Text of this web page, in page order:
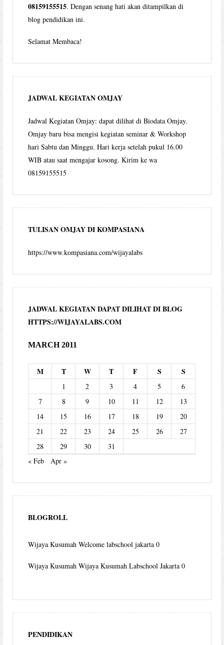
08159155515. Dengan senang hati akan ditampilkan di
blog pendidikan ini.
Selamat Membaca!
JADWAL KEGIATAN OMJAY
Jadwal Kegiatan Omjay: dapat dilihat di Biodata Omjay.
Omjay baru bisa mengisi kegiatan seminar & Workshop
hari Sabtu dan Minggu. Hari kerja setelah pukul 16.00
WIB atau saat mengajar kosong. Kirim ke wa
08159155515
TULISAN OMJAY DI KOMPASIANA
https://www.kompasiana.com/wijayalabs
JADWAL KEGIATAN DAPAT DILIHAT DI BLOG
HTTPS://WIJAYALABS.COM
MARCH 2011
M T W T F S S
1 2 3 4 5
6
7
8 9 10 11 12
13
14
15 16 17 18 19
20
21
22 23 24 25 26
27
28
29 30
31
« Feb
Apr »
BLOGROLL
Wijaya Kusumah Welcome labschool jakarta 0
Wijaya Kusumah Wijaya Kusumah Labschool Jakarta 0
PENDIDIKAN